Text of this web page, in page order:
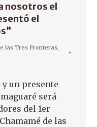
nosotros el
el
las Tres Fronteras,
y un presente
será
del 1er
de las